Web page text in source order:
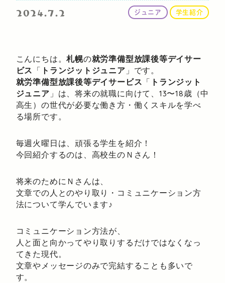
2024.7.2 ジュニア 学生紹介
こんにちは。札幌の就労準備型放課後等デイサー
ビス 「 トランジットジュニア 」です。
就労準備型放課後等デイサービス 「 トランジット
ジュニア 」は、将来の就職に向けて、13〜18歳（中
高生）の世代が必要な働き方・働くスキルを学べ
る場所です。
毎週火曜日は、頑張る学生を紹介！
今回紹介するのは、高校生のＮさん！
将来のためにＮさんは、
文章での人とのやり取り・コミュニケーション方
法について学んでいます♪
コミュニケーション方法が、
人と面と向かってやり取りするだけではなくなっ
てきた現代。
文章やメッセージのみで完結することも多いで
す。